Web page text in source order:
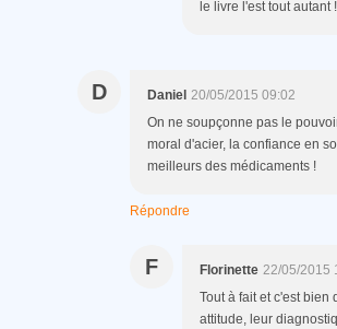
le livre l'est tout
D Daniel 20/05/2015 09:02
On ne soupçonne pas le
moral d'acier, la confiance en
meilleurs des médicaments !
Répondre
F Florinette 22/05/2015
Tout à fait et c'est
attitude, leur